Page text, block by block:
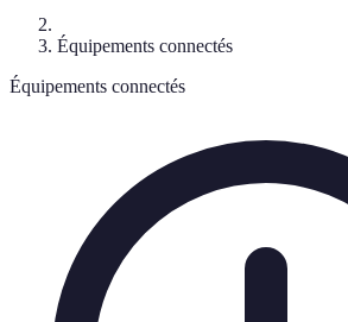
Équipements connectés
Équipements connectés